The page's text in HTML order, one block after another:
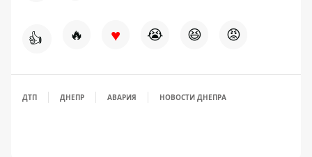
👍 🔥 ♥ 😭 😆 😡
ДТП ДНЕПР АВАРИЯ НОВОСТИ ДНЕПРА